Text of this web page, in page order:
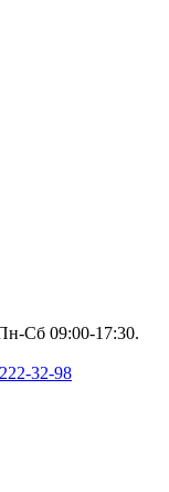
Сб 09:00-17:30.
32-98